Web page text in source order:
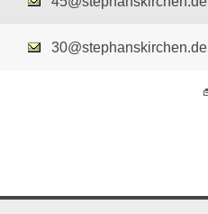
30@stephanskirchen.de